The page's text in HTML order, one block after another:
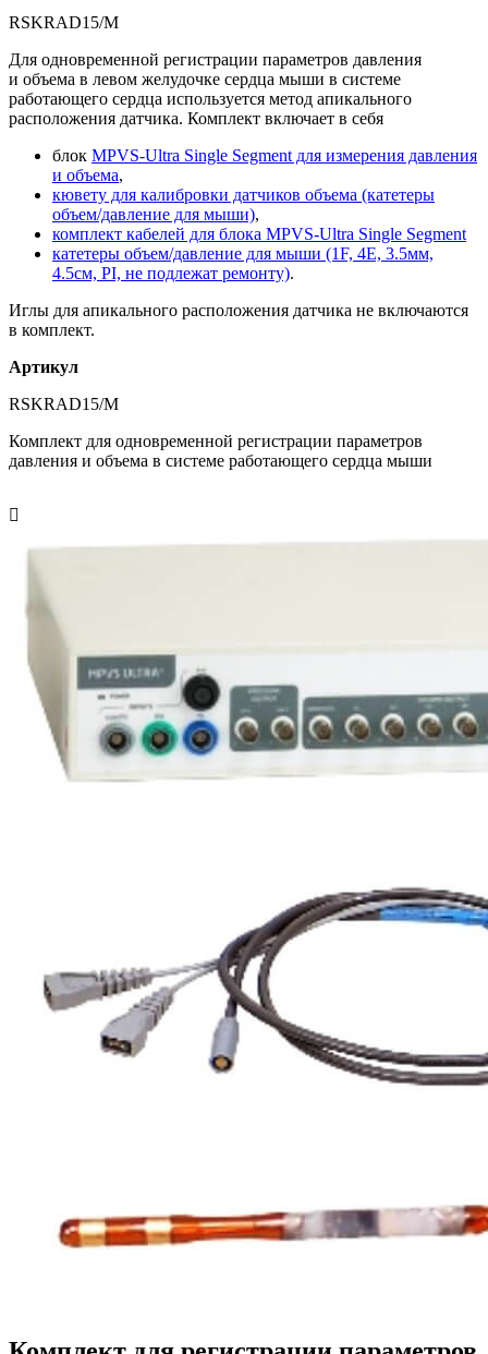
RSKRAD15/M
Для одновременной регистрации параметров давления
и объема в левом желудочке сердца мыши в системе
работающего сердца используется метод апикального
расположения датчика. Комплект включает в себя
блок MPVS-Ultra Single Segment для измерения давления
и объема,
кювету для калибровки датчиков объема (катетеры
объем/давление для мыши),
комплект кабелей для блока МPVS-Ultra Single Segment
катетеры объем/давление для мыши (1F, 4E, 3.5мм,
4.5см, PI, не подлежат ремонту).
Иглы для апикального расположения датчика не включаются
в комплект.
Артикул
RSKRAD15/M
Комплект для одновременной регистрации параметров
давления и объема в системе работающего сердца мыши